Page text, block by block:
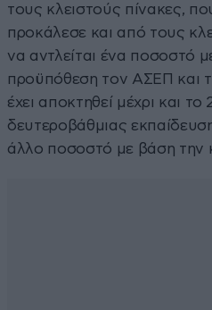
τους κλειστούς πίνακες,
προκάλεσε και από τους
να αντλείται ένα ποσοστό
προϋπόθεση τον ΑΣΕΠ και
έχει αποκτηθεί μέχρι και το
δευτεροβάθμιας
άλλο ποσοστό με βάση την